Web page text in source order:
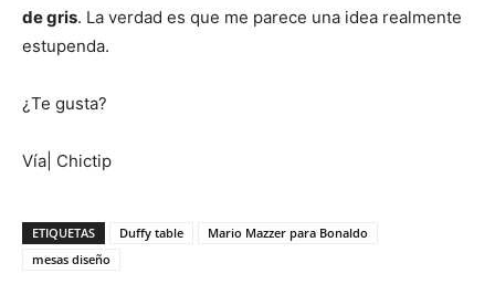
de gris. La verdad es que me parece una idea realmente
estupenda.
¿Te gusta?
Vía| Chictip
ETIQUETAS Duffy table
Mario Mazzer para Bonaldo
mesas diseño